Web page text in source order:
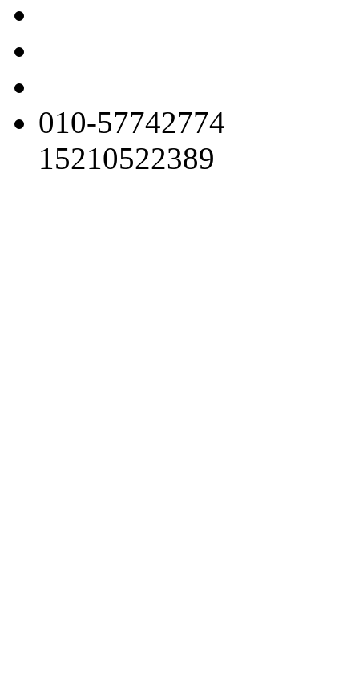
010-57742774
15210522389